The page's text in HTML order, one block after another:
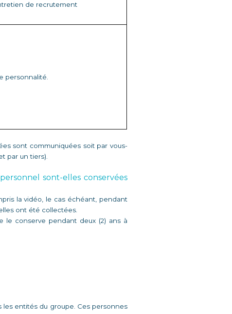
de recrutement
personnalité.
sont communiquées soit par vous-
par un tiers).
sont-elles conservées
la vidéo, le cas échéant, pendant
ont été collectées.
le conserve pendant deux (2) ans à
les entités du groupe. Ces personnes